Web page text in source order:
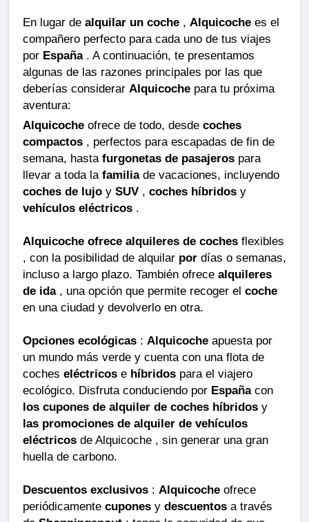
En lugar de alquilar un coche , Alquicoche es el
compañero perfecto para cada uno de tus viajes
por España. A continuación, te presentamos
algunas de las razones principales por las que
deberías considerar Alquicoche para tu próxima
aventura:
Alquicoche ofrece de todo, desde coches
compactos , perfectos para escapadas de fin de
semana, hasta furgonetas de pasajeros para
llevar a toda la familiade vacaciones, incluyendo
coches de lujo y SUV , coches híbridos y
vehículos eléctricos .
Alquicoche ofrece alquileres de coches flexibles
, con la posibilidad de alquilar por días o semanas,
incluso a largo plazo. También ofrece alquileres
de ida, una opción que permite recoger el coche
en una ciudad y devolverlo en otra.
Opciones ecológicas : Alquicoche apuesta por
un mundo más verde y cuenta con una flota de
coches eléctricos e híbridos para el viajero
ecológico. Disfruta conduciendo por Españacon
los cupones de alquiler de coches híbridos y
las promociones de alquiler de vehículos
eléctricos de Alquicoche , sin generar una gran
huella de carbono.
Descuentos exclusivos : Alquicoche ofrece
periódicamente cupones y descuentos a través